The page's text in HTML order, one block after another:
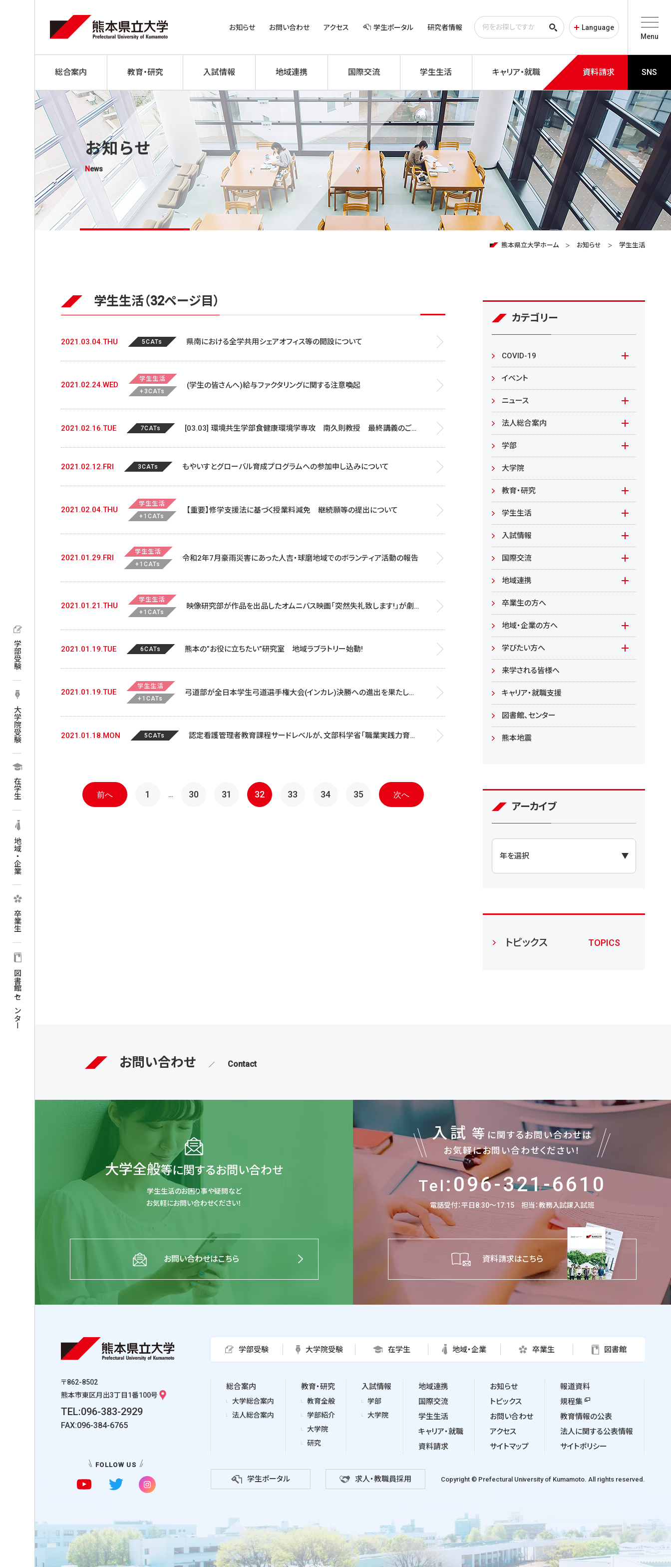
お知らせ お問い合わせ アクセス 学生ポータル 研究者情報 Language
総合案内 教育・研究 入試情報 地域連携 国際交流 学生生活 キャリア・就職 資料請求 SNS
Menu
学部受験
大学院受験
在学生
地域・企業
卒業生
図書館・センター
お知らせ
News
熊本県立大学ホーム お知らせ 学生生活
学生生活（32ページ目）
県南における全学共用シェアオフィス等の開設について
2021.03.04.THU 5CATs
(学生の皆さんへ)給与ファクタリングに関する注意喚起
2021.02.24.WED
学生生活
+3CATs
[03.03] 環境共生学部食健康環境学専攻 南久則教授 最終講義のご案
2021.02.16.TUE 7CATs
もやいすとグローバル育成プログラムへの参加申し込みについて
2021.02.12.FRI 3CATs
【重要】修学支援法に基づく授業料減免 継続願等の提出について
2021.02.04.THU
学生生活
+1CATs
令和2年7月豪雨災害にあった人吉・球磨地域でのボランティア活動の報告
2021.01.29.FRI
学生生活
+1CATs
映像研究部が作品を出品したオムニバス映画「突然失礼致します!」が劇
2021.01.21.THU
学生生活
+1CATs
熊本の”お役に立ちたい”研究室 地域ラブラトリー始動!
2021.01.19.TUE 6CATs
弓道部が全日本学生弓道選手権大会(インカレ)決勝への進出を果たしま
2021.01.19.TUE
学生生活
+1CATs
認定看護管理者教育課程サードレベルが、文部科学省「職業実践力育成
2021.01.18.MON 5CATs
前へ 1 … 30 31 32 33 34 35 次へ
カテゴリー
COVID-19
本学の対応
在学生の皆様へ
来学される皆様へ
イベント
ニュース
報道資料
基本情報
法人総合案内
入札情報
教職員募集
教職員募集（教員）
学部
文学部
日文
英米
環境資源
居住環境
食健康
教育/学部・大学院
大学院
教育・研究
教育
地域連携型学生研究(旧学生GP)
もやいすと育成プログラム
学生生活
在学生の方へ
入試情報
入試情報(学部)
入試情報(大学院)
国際交流
Global Lounge
地域連携
公開講座
卒業生の方へ
地域・企業の方へ
学びたい方へ(生涯学習)
学びたい方へ
学部
大学院
来学される皆様へ
キャリア・就職支援
図書館、センター
熊本地震
アーカイブ
トピックス TOPICS
お問い合わせ Contact
大学全般等に関するお問い合わせ
学生生活のお困り事や疑問など
お気軽にお問い合わせください！
お問い合わせはこちら
入試 等 に関するお問い合わせは
お気軽にお問い合わせください！
Tel :096-321-6610
電話受付：平日8:30～17:15 担当：教務入試課入試班
資料請求はこちら
〒862-8502
熊本市東区月出3丁目1番100号
TEL:096-383-2929
FAX:096-384-6765
FOLLOW US
学部受験 大学院受験 在学生 地域・企業 卒業生 図書館
総合案内
大学総合案内
法人総合案内
教育・研究
教育全般
学部紹介
大学院
研究
入試情報
学部
大学院
地域連携
国際交流
学生生活
キャリア・就職
資料請求
お知らせ
トピックス
お問い合わせ
アクセス
サイトマップ
報道資料
規程集
教育情報の公表
法人に関する公表情報
サイトポリシー
学生ポータル 求人・教職員採用 Copyright © Prefectural University of Kumamoto. All rights reserved.